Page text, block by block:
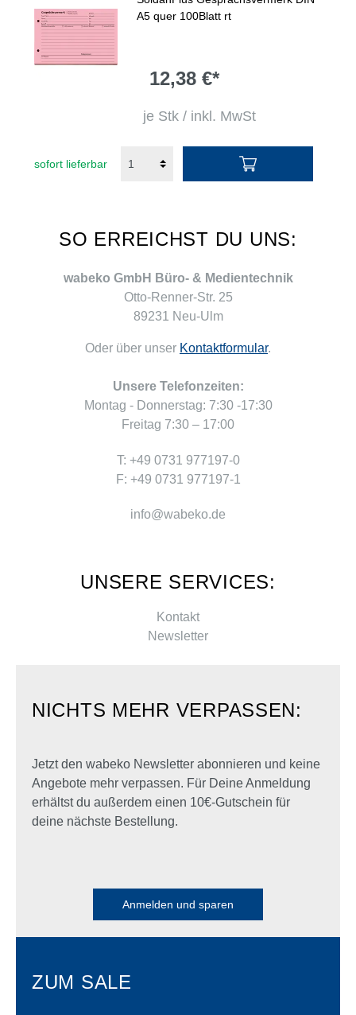
A5 quer 100Blatt rt
12,38 €*
je Stk / inkl. MwSt
sofort lieferbar
SO ERREICHST DU UNS:
wabeko GmbH Büro- & Medientechnik
Otto-Renner-Str. 25
89231 Neu-Ulm
Oder über unser Kontaktformular.
Unsere Telefonzeiten:
Montag - Donnerstag: 7:30 -17:30
Freitag 7:30 – 17:00
T: +49 0731 977197-0
F: +49 0731 977197-1
info@wabeko.de
UNSERE SERVICES:
Kontakt
Newsletter
NICHTS MEHR VERPASSEN:
Jetzt den wabeko Newsletter abonnieren und keine
Angebote mehr verpassen. Für Deine Anmeldung
erhältst du außerdem einen 10€-Gutschein für
deine nächste Bestellung.
Anmelden und sparen
ZUM SALE